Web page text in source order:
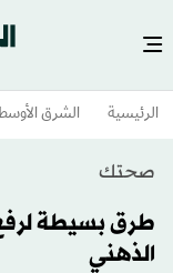
الرئيسية الشرق
صحتك
طرق بسيطة
الذهني